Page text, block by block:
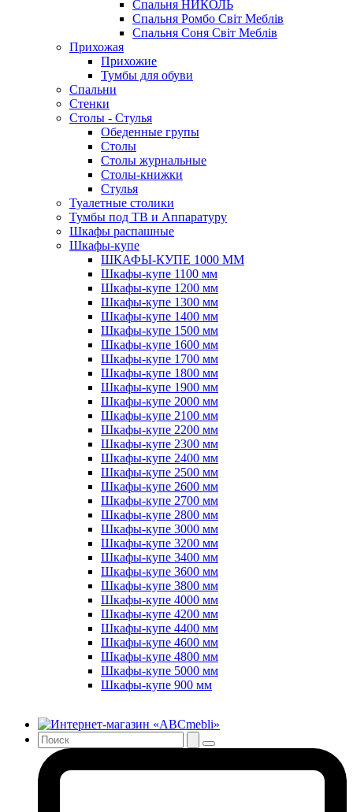
Спальня НИКОЛЬ
Спальня Ромбо Світ Меблів
Спальня Соня Світ Меблів
Прихожая
Прихожие
Тумбы для обуви
Спальни
Стенки
Столы - Стулья
Обеденные групы
Столы
Столы журнальные
Столы-книжки
Стулья
Туалетные столики
Тумбы под ТВ и Аппаратуру
Шкафы распашные
Шкафы-купе
ШКАФЫ-КУПЕ 1000 ММ
Шкафы-купе 1100 мм
Шкафы-купе 1200 мм
Шкафы-купе 1300 мм
Шкафы-купе 1400 мм
Шкафы-купе 1500 мм
Шкафы-купе 1600 мм
Шкафы-купе 1700 мм
Шкафы-купе 1800 мм
Шкафы-купе 1900 мм
Шкафы-купе 2000 мм
Шкафы-купе 2100 мм
Шкафы-купе 2200 мм
Шкафы-купе 2300 мм
Шкафы-купе 2400 мм
Шкафы-купе 2500 мм
Шкафы-купе 2600 мм
Шкафы-купе 2700 мм
Шкафы-купе 2800 мм
Шкафы-купе 3000 мм
Шкафы-купе 3200 мм
Шкафы-купе 3400 мм
Шкафы-купе 3600 мм
Шкафы-купе 3800 мм
Шкафы-купе 4000 мм
Шкафы-купе 4200 мм
Шкафы-купе 4400 мм
Шкафы-купе 4600 мм
Шкафы-купе 4800 мм
Шкафы-купе 5000 мм
Шкафы-купе 900 мм